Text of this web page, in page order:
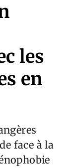
les
en
face à la